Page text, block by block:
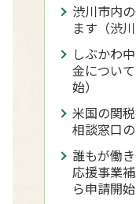
渋川市内
ます（渋
しぶかわ
金につい
始）
米国の関
相談窓口
誰もが働
応援事業
ら申請開始